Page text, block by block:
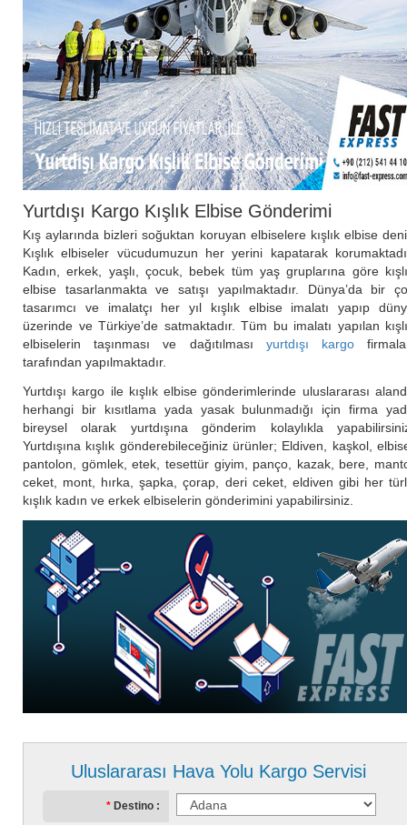
Uluslararası Hava Yolu Kargo Servisi
Destino
Yurtdışı Kargo Kışlık Elbise Gönderimi
Kış aylarında bizleri soğuktan koruyan elbiselere kışlık elbise
Kışlık elbiseler vücudumuzun her yerini kapatarak
Kadın, erkek, yaşlı, çocuk, bebek tüm yaş gruplarına göre
elbise tasarlanmakta ve satışı yapılmaktadır. Dünya’da bir
tasarımcı ve imalatçı her yıl kışlık elbise imalatı yapıp
üzerinde ve Türkiye’de satmaktadır. Tüm bu imalatı yapılan
elbiselerin taşınması ve dağıtılması yurtdışı kargo
tarafından yapılmaktadır.
Yurtdışı kargo ile kışlık elbise gönderimlerinde uluslararası
herhangi bir kısıtlama yada yasak bulunmadığı için firma
bireysel olarak yurtdışına gönderim kolaylıkla
Yurtdışına kışlık gönderebileceğiniz ürünler; Eldiven, kaşkol,
pantolon, gömlek, etek, tesettür giyim, panço, kazak, bere,
ceket, mont, hırka, şapka, çorap, deri ceket, eldiven gibi her
kışlık kadın ve erkek elbiselerin gönderimini yapabilirsiniz.